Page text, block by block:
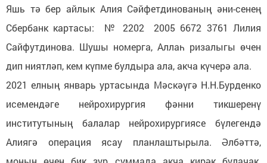
Яшь тә бер айлык Алия Сәйфетдинованың әни-сенең
Сбербанк картасы: № 2202 2005 6672 3761 Лилия
Сайфутдинова. Шушы номерга, Аллаһ ризалыгы өчен
дип ниятләп, кем күпме булдыра ала, акча күчерә ала.
2021 елның январь уртасында Мәскәүгә Н.Н.Бурденко
исемендәге нейрохирургия фәнни тикшеренү
институтының балалар нейрохирургиясе бүлегендә
Алиягә операция ясау планлаштырыла. Әлбәттә,